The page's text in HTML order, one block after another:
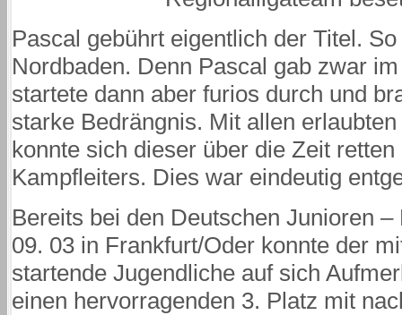
Pascal gebührt eigentlich der Titel.
Nordbaden. Denn Pascal gab zwar
startete dann aber furios durch und
starke Bedrängnis. Mit allen
konnte sich dieser über die Zeit
Kampfleiters. Dies war eindeutig
Bereits bei den Deutschen Junioren
09. 03 in Frankfurt/Oder konnte der
startende Jugendliche auf sich
einen hervorragenden 3. Platz mit